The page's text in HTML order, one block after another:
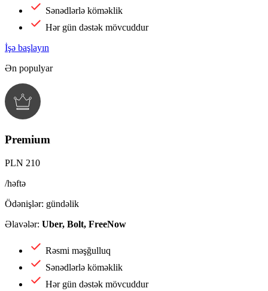
Sənədlərlə köməklik
Hər gün dəstək mövcuddur
İşə başlayın
Ən populyar
Premium
PLN 210
/həftə
Ödənişlər: gündəlik
Əlavələr: Uber, Bolt, FreeNow
Rəsmi məşğulluq
Sənədlərlə köməklik
Hər gün dəstək mövcuddur